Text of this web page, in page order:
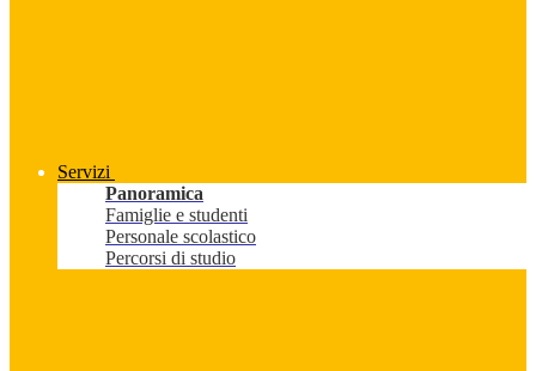
Servizi
Panoramica
Famiglie e studenti
Personale scolastico
Percorsi di studio